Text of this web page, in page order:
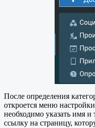
После определения
откроется меню
необходимо указать имя и
ссылку на страницу,